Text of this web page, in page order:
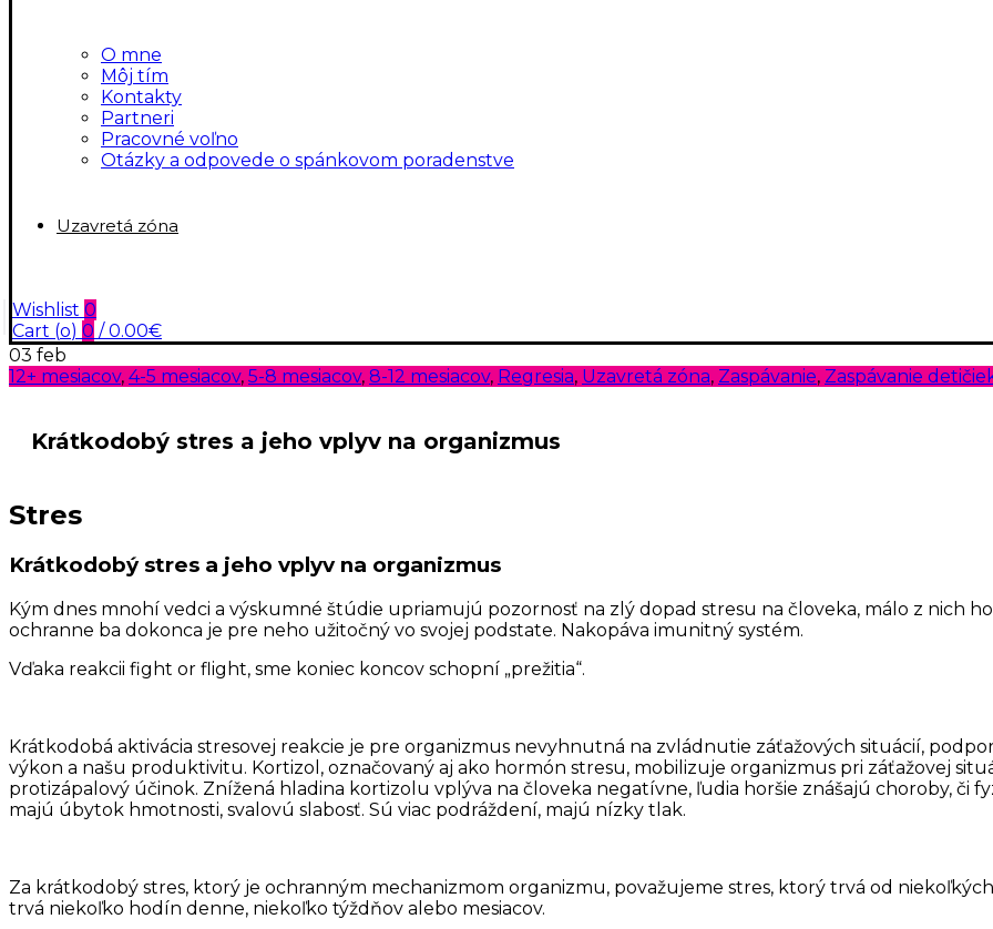
O mne
Môj tím
Kontakty
Partneri
Pracovné voľno
Otázky a odpovede o spánkovom poradenstve
Uzavretá zóna
Wishlist 0
Cart (o) 0 / 0.00€
03 feb
12+ mesiacov, 4-5 mesiacov, 5-8 mesiacov, 8-12 mesiacov, Regresia, Uzavretá zóna, Zaspávanie, Zaspávanie
Krátkodobý stres a jeho vplyv na organizmus
Stres
Krátkodobý stres a jeho vplyv na organizmus
Kým dnes mnohí vedci a výskumné štúdie upriamujú pozornosť na zlý dopad stresu na človeka, málo z nich
ochranne ba dokonca je pre neho užitočný vo svojej podstate. Nakopáva imunitný systém.
Vďaka reakcii fight or flight, sme koniec koncov schopní „prežitia“.
Krátkodobá aktivácia stresovej reakcie je pre organizmus nevyhnutná na zvládnutie záťažových situácií,
výkon a našu produktivitu. Kortizol, označovaný aj ako hormón stresu, mobilizuje organizmus pri záťažovej
protizápalový účinok. Znížená hladina kortizolu vplýva na človeka negatívne, ľudia horšie znášajú choroby, či
majú úbytok hmotnosti, svalovú slabosť. Sú viac podráždení, majú nízky tlak.
Za krátkodobý stres, ktorý je ochranným mechanizmom organizmu, považujeme stres, ktorý trvá od
trvá niekoľko hodín denne, niekoľko týždňov alebo mesiacov.